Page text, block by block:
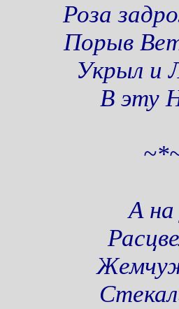
Роза
Порыв
Укрыл и
В эту
А